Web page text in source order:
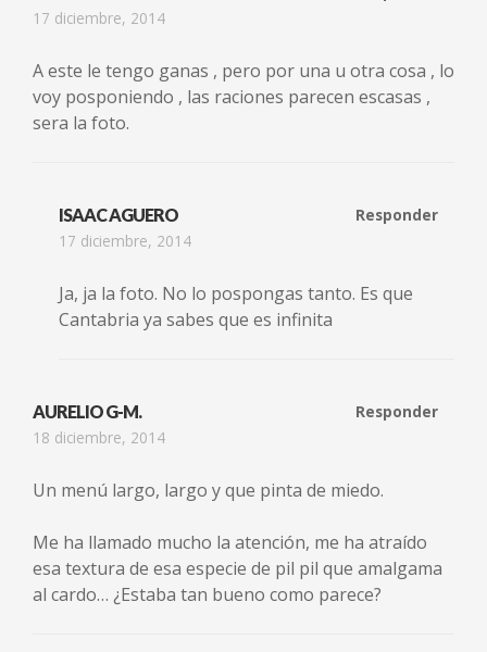
17 diciembre, 2014
A este le tengo ganas , pero por una u otra cosa , lo
voy posponiendo , las raciones parecen escasas ,
sera la foto.
ISAAC AGUERO
17 diciembre, 2014
Responder
Ja, ja la foto. No lo pospongas tanto. Es que
Cantabria ya sabes que es infinita
AURELIO G-M.
18 diciembre, 2014
Responder
Un menú largo, largo y que pinta de miedo.
Me ha llamado mucho la atención, me ha atraído
esa textura de esa especie de pil pil que amalgama
al cardo… ¿Estaba tan bueno como parece?